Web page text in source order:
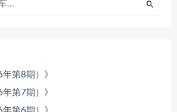
第8期）》
第7期）》